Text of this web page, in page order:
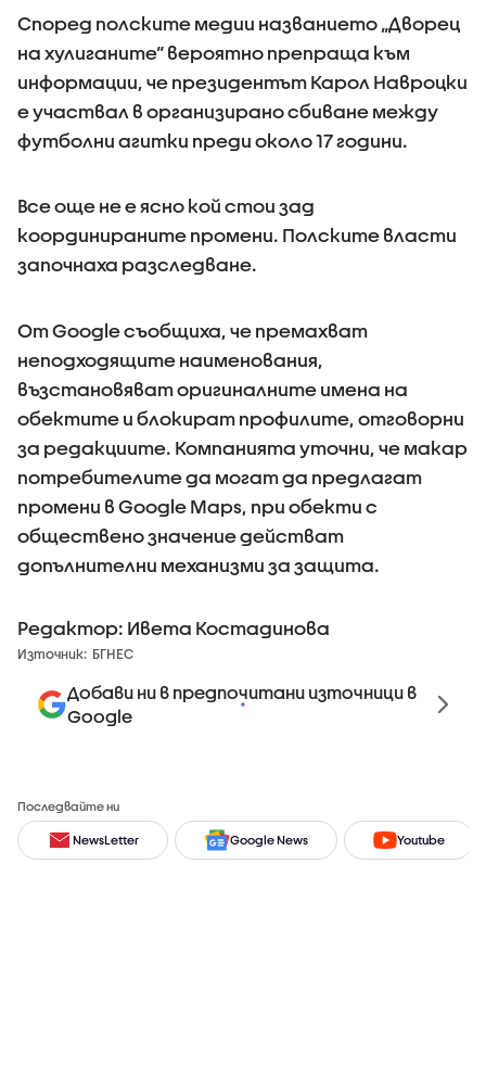
Според полските медии названието „Дворец
на хулиганите“ вероятно препраща към
информации, че президентът Карол Навроцки
е участвал в организирано сбиване между
футболни агитки преди около 17 години.
Все още не е ясно кой стои зад
координираните промени. Полските власти
започнаха разследване.
От Google съобщиха, че премахват
неподходящите наименования,
възстановяват оригиналните имена на
обектите и блокират профилите, отговорни
за редакциите. Компанията уточни, че макар
потребителите да могат да предлагат
промени в Google Maps, при обекти с
обществено значение действат
допълнителни механизми за защита.
Редактор: Ивета Костадинова
Източник: БГНЕС
Добави ни в предпочитани източници в
Google
Последвайте ни
NewsLetter Google News Youtube